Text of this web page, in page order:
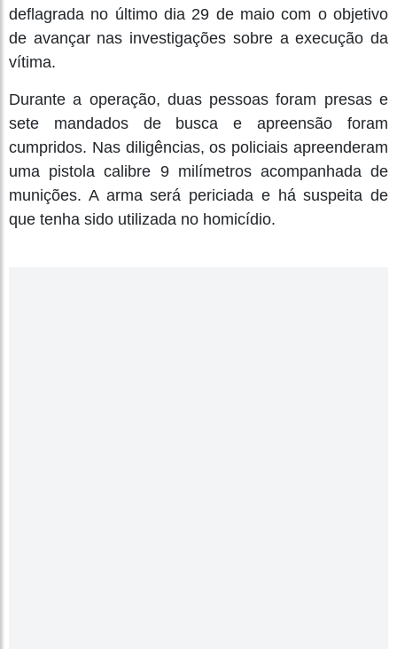
deflagrada no último dia 29 de maio com o objetivo
de avançar nas investigações sobre a execução da
vítima.
Durante a operação, duas pessoas foram presas e
sete mandados de busca e apreensão foram
cumpridos. Nas diligências, os policiais apreenderam
uma pistola calibre 9 milímetros acompanhada de
munições. A arma será periciada e há suspeita de
que tenha sido utilizada no homicídio.